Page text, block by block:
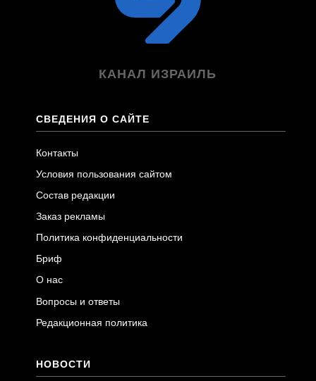
КАНАЛ ИЗРАИЛЬ
СВЕДЕНИЯ О САЙТЕ
Контакты
Условия пользования сайтом
Состав редакции
Заказ рекламы
Политика конфиденциальности
Бриф
О нас
Вопросы и ответы
Редакционная политика
НОВОСТИ